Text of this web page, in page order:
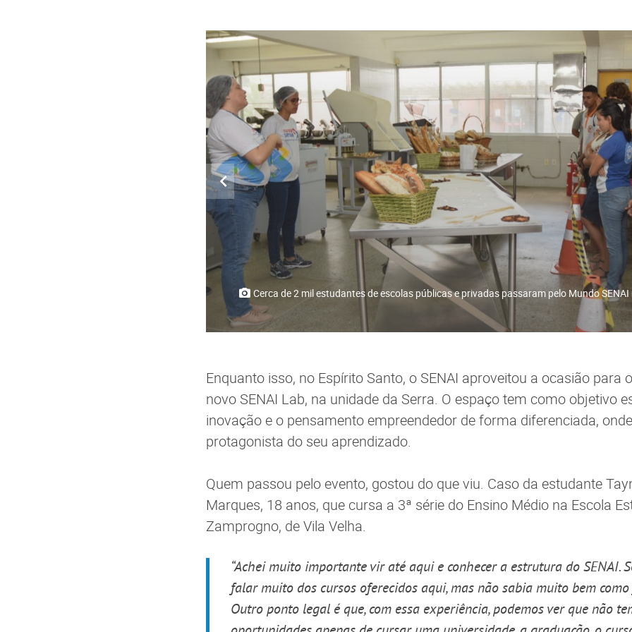
Cerca de 2 mil estudantes de escolas públicas e privadas passaram pelo Mundo SENAI
Enquanto isso, no Espírito Santo, o SENAI aproveitou a ocasião para
novo SENAI Lab, na unidade da Serra. O espaço tem como objetivo
inovação e o pensamento empreendedor de forma diferenciada,
protagonista do seu aprendizado.
Quem passou pelo evento, gostou do que viu. Caso da estudante
Marques, 18 anos, que cursa a 3ª série do Ensino Médio na Escola
Zamprogno, de Vila Velha.
“Achei muito importante vir até aqui e conhecer a estrutura do SENAI.
falar muito dos cursos oferecidos aqui, mas não sabia muito bem
Outro ponto legal é que, com essa experiência, podemos ver que não